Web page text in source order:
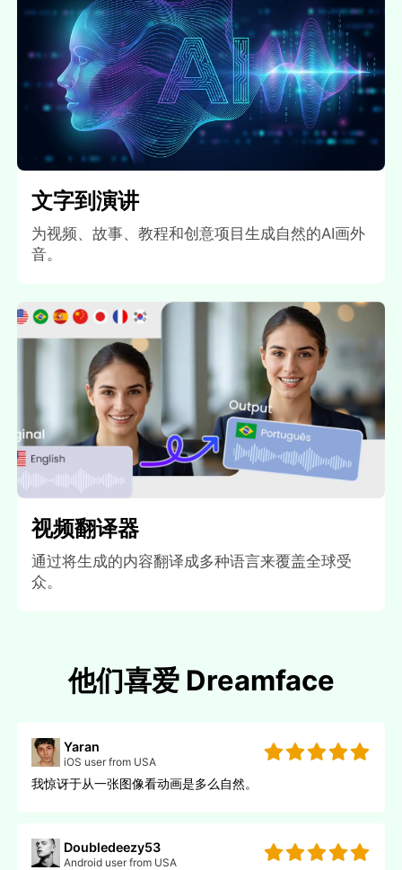
文字到演讲
为视频、故事、教程和创意项目生成自然的AI画外
音。
视频翻译器
通过将生成的内容翻译成多种语言来覆盖全球受
众。
他们喜爱 Dreamface
Yaran
iOS user from USA
我惊讶于从一张图像看动画是多么自然。
Doubledeezy53
Android user from USA